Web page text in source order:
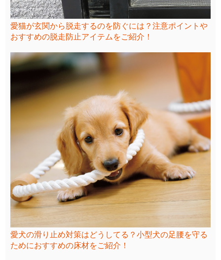
愛猫が玄関から脱走するのを防ぐには？注意ポイントや
おすすめの脱走防止アイテムをご紹介！
愛犬の滑り止め対策はどうしてる？小型犬の足腰を守る
ためにおすすめの床材をご紹介！